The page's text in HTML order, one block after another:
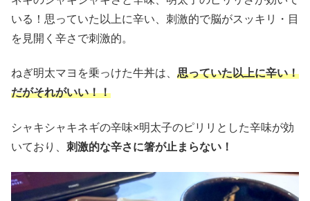
いる！思っていた以上に辛い、刺激的で脳がスッキリ・目
を見開く辛さで刺激的。
ねぎ明太マヨを乗っけた牛丼は、 思っていた以上に辛い！
だがそれがいい！！
シャキシャキネギの辛味×明太子のピリリとした辛味が効
いており、 刺激的な辛さに箸が止まらない！